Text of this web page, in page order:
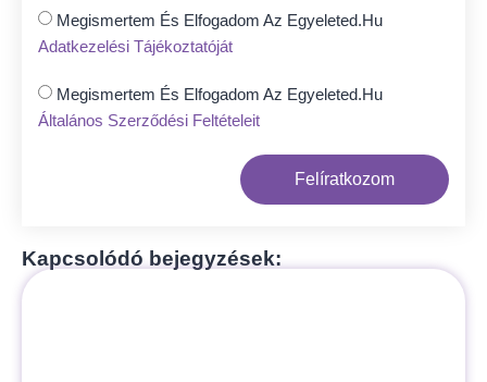
Megismertem És Elfogadom Az Egyeleted.hu
Adatkezelési Tájékoztatóját
Megismertem És Elfogadom Az Egyeleted.hu
Általános Szerződési Feltételeit
Felíratkozom
Kapcsolódó bejegyzések: